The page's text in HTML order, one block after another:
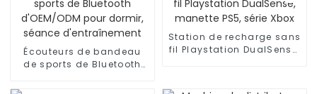
Écouteurs de bandeau
de sports de Bluetooth
Station de recharge sans
fil Playstation DualSense,